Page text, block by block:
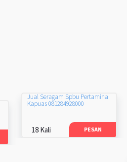
Jual Seragam Spbu Pertamina
Kapuas 081284928000
18 Kali PESAN